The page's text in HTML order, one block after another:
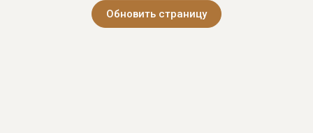
Обновить страницу